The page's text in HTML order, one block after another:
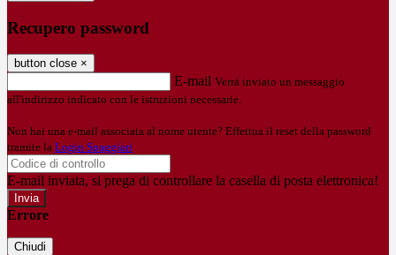
Recupero password
button close ×
E-mail Verrà inviato un messaggio
all'indirizzo indicato con le istruzioni necessarie.
Non hai una e-mail associata al nome utente? Effettua il reset della password
tramite la Login Spaggiari
E-mail inviata, si prega di controllare la casella di posta elettronica!
Errore
Chiudi